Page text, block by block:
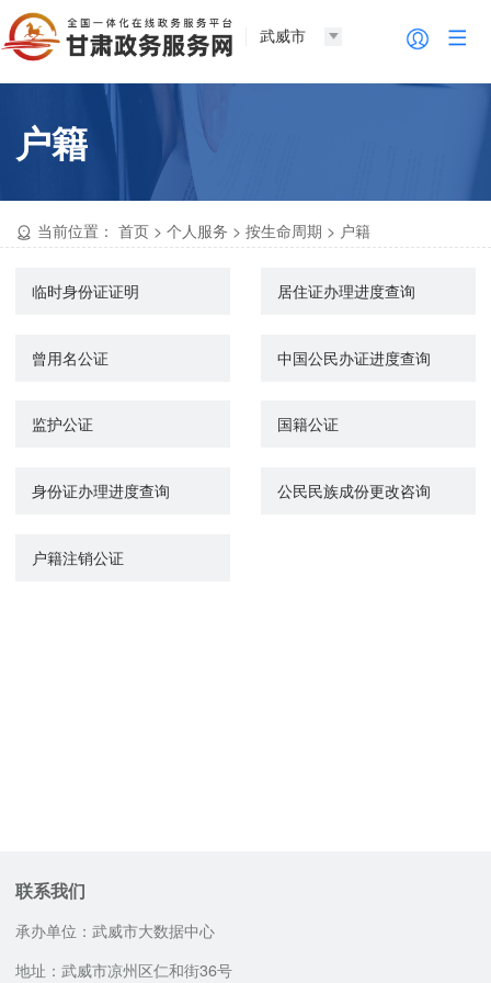
武威市
户籍
当前位置： 首页 >个人服务 >按生命周期 > 户籍
临时身份证证明 居住证办理进度查询
曾用名公证 中国公民办证进度查询
监护公证 国籍公证
身份证办理进度查询 公民民族成份更改咨询
户籍注销公证
联系我们
承办单位：武威市大数据中心
地址：武威市凉州区仁和街36号